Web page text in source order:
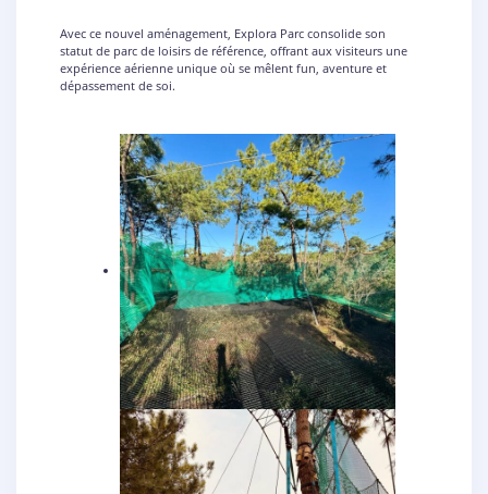
Avec ce nouvel aménagement, Explora Parc consolide son
statut de parc de loisirs de référence, offrant aux visiteurs une
expérience aérienne unique où se mêlent fun, aventure et
dépassement de soi.